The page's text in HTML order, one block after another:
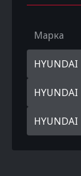
Марка
HYUNDAI
HYUNDAI
HYUNDAI